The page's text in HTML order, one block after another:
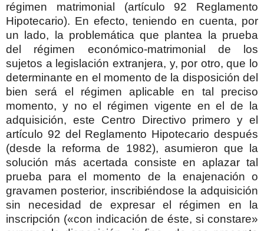
régimen matrimonial (artículo 92 Reglamento
Hipotecario). En efecto, teniendo en cuenta, por
un lado, la problemática que plantea la prueba
del régimen económico-matrimonial de los
sujetos a legislación extranjera, y, por otro, que lo
determinante en el momento de la disposición del
bien será el régimen aplicable en tal preciso
momento, y no el régimen vigente en el de la
adquisición, este Centro Directivo primero y el
artículo 92 del Reglamento Hipotecario después
(desde la reforma de 1982), asumieron que la
solución más acertada consiste en aplazar tal
prueba para el momento de la enajenación o
gravamen posterior, inscribiéndose la adquisición
sin necesidad de expresar el régimen en la
inscripción («con indicación de éste, si constare»